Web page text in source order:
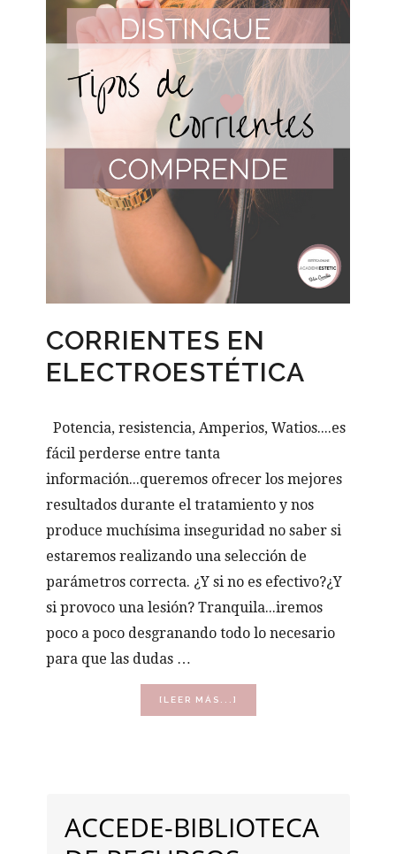
CORRIENTES EN
ELECTROESTÉTICA
Potencia, resistencia, Amperios, Watios....es
fácil perderse entre tanta
información...queremos ofrecer los mejores
resultados durante el tratamiento y nos
produce muchísima inseguridad no saber si
estaremos realizando una selección de
parámetros correcta. ¿Y si no es efectivo?¿Y
si provoco una lesión? Tranquila...iremos
poco a poco desgranando todo lo necesario
para que las dudas …
[LEER MÁS...]
DE
LATERAL
PRINCIPAL
ACCEDE-BIBLIOTECA